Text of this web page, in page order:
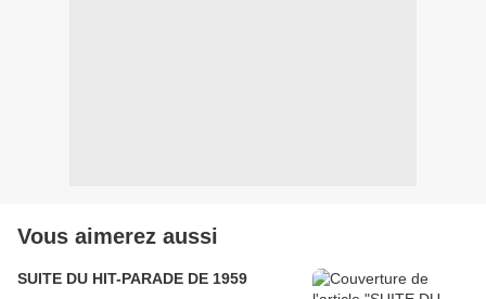
Vous aimerez aussi
SUITE DU HIT-PARADE DE 1959